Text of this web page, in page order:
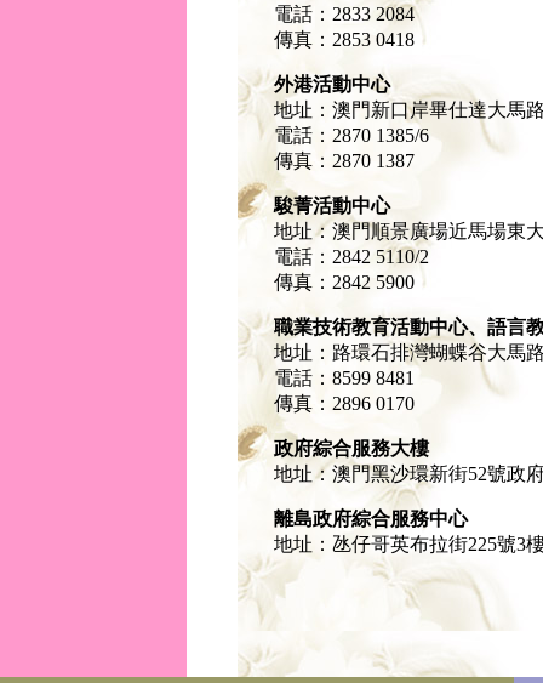
電話：2833 2084
傳真：2853 0418
外港活動中心
地址：澳門新口岸畢仕達大馬
電話：2870 1385/6
傳真：2870 1387
駿菁活動中心
地址：澳門順景廣場近馬場東
電話：2842 5110/2
傳真：2842 5900
職業技術教育活動中心、語言
地址：路環石排灣蝴蝶谷大馬
電話：8599 8481
傳真：2896 0170
政府綜合服務大樓
地址：澳門黑沙環新街52號政
離島政府綜合服務中心
地址：氹仔哥英布拉街225號3